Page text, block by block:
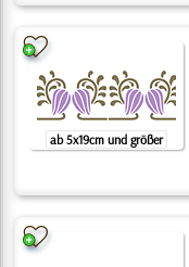
ab 5x19cm und größer